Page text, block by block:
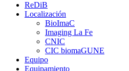
ReDiB
Localización
BioImaC
Imaging La Fe
CNIC
CIC biomaGUNE
Equipo
Equipamiento